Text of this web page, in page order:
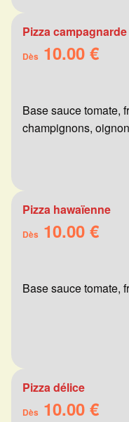
Pizza campagnarde
Dès 10.00 €
Base sauce tomate,
champignons,
Pizza hawaïenne
Dès 10.00 €
Base sauce tomate,
Pizza délice
Dès 10.00 €